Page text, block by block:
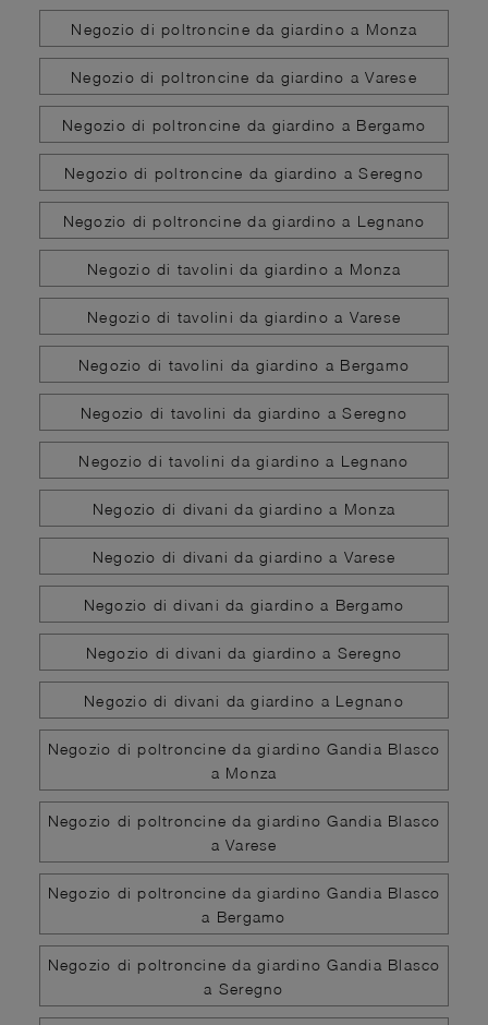
Negozio di poltroncine da giardino a Monza
Negozio di poltroncine da giardino a Varese
Negozio di poltroncine da giardino a Bergamo
Negozio di poltroncine da giardino a Seregno
Negozio di poltroncine da giardino a Legnano
Negozio di tavolini da giardino a Monza
Negozio di tavolini da giardino a Varese
Negozio di tavolini da giardino a Bergamo
Negozio di tavolini da giardino a Seregno
Negozio di tavolini da giardino a Legnano
Negozio di divani da giardino a Monza
Negozio di divani da giardino a Varese
Negozio di divani da giardino a Bergamo
Negozio di divani da giardino a Seregno
Negozio di divani da giardino a Legnano
Negozio di poltroncine da giardino Gandia Blasco
a Monza
Negozio di poltroncine da giardino Gandia Blasco
a Varese
Negozio di poltroncine da giardino Gandia Blasco
a Bergamo
Negozio di poltroncine da giardino Gandia Blasco
a Seregno